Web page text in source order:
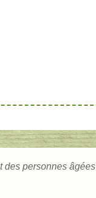
des personnes âgées